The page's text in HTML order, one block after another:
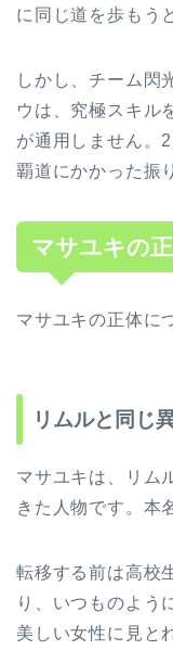
に同じ道を歩もう
しかし、チーム閃
ウは、究極スキル
が通用しません。
覇道にかかった振
マサユキの
マサユキの正体に
リムルと同じ
マサユキは、リム
きた人物です。本
転移する前は高校
り、いつものよう
美しい女性に見と